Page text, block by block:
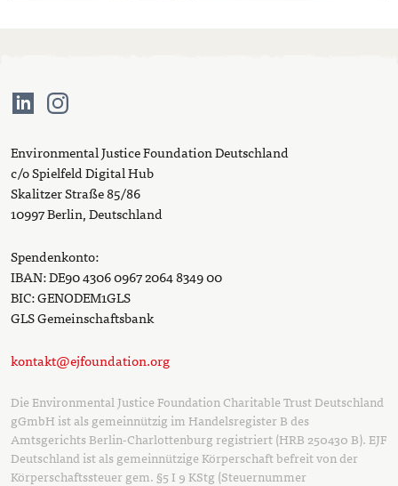
Environmental Justice Foundation Deutschland
c/o Spielfeld Digital Hub
Skalitzer Straße 85/86
10997 Berlin, Deutschland
Spendenkonto:
IBAN: DE90 4306 0967 2064 8349 00
BIC: GENODEM1GLS
GLS Gemeinschaftsbank
kontakt@ejfoundation.org
Die Environmental Justice Foundation Charitable Trust Deutschland
gGmbH ist als gemeinnützig im Handelsregister B des
Amtsgerichts Berlin-Charlottenburg registriert (HRB 250430 B). EJF
Deutschland ist als gemeinnützige Körperschaft befreit von der
Körperschaftssteuer gem. §5 I 9 KStg (Steuernummer